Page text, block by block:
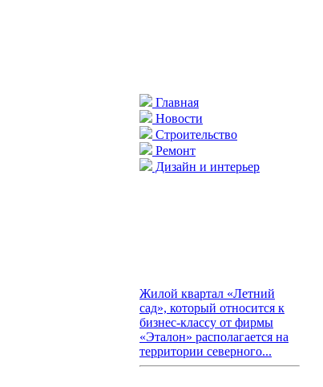
Главная
Новости
Строительство
Ремонт
Дизайн и интерьер
Жилой квартал «Летний
сад», который относится к
бизнес-классу от фирмы
«Эталон» располагается на
территории северного...